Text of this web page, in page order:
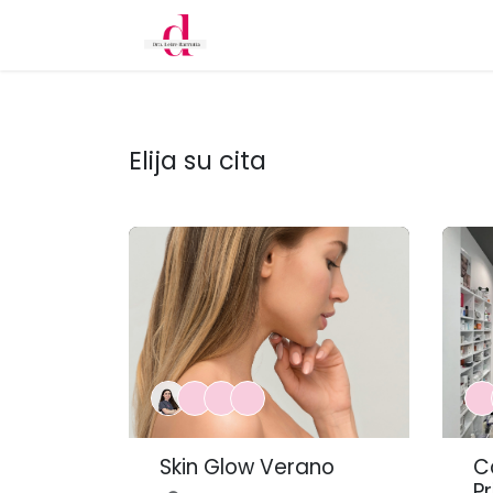
Elija su cita
Skin Glow Verano